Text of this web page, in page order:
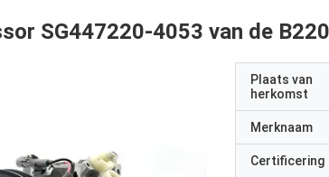
SG447220-4053 van de
Plaats van
herkomst
Merknaam
Certificering